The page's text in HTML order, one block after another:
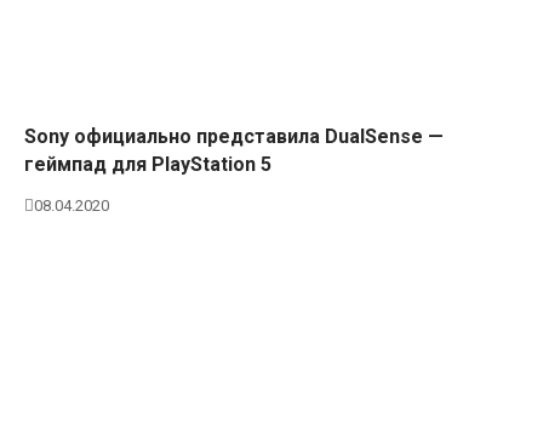
Sony официально представила DualSense —
геймпад для PlayStation 5
08.04.2020